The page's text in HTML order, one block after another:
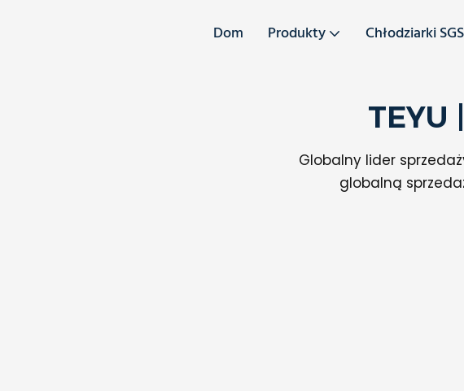
Dom Produkty Chłodziarki
TEYU
Globalny lider
globalną